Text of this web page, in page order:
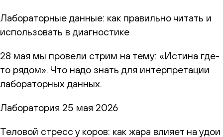
Лабораторные данные: как правильно читать и
использовать в диагностике
28 мая мы провели стрим на тему: «Истина где-
то рядом». Что надо знать для интерпретации
лабораторных данных.
Лаборатория 25 мая 2026
Теловой стресс у коров: как жара влияет на удои